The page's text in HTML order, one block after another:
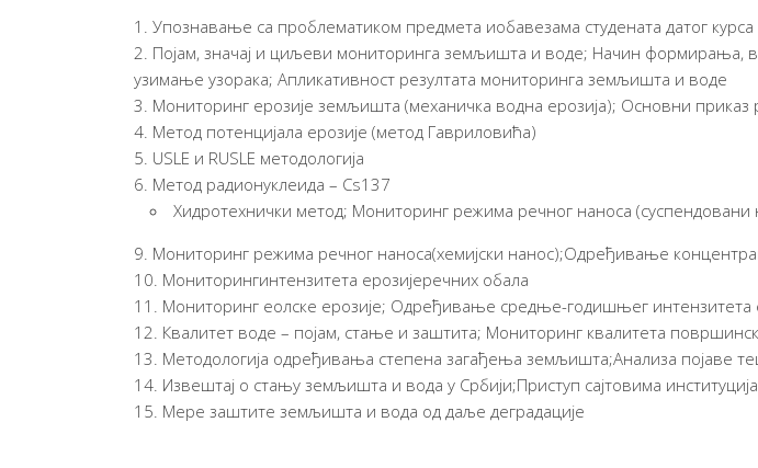
Упознавање са проблематиком предмета иобавезама студената датог курса
Појам, значај и циљеви мониторинга земљишта и воде; Начин формирања,
узимање узорака; Апликативност резултата мони­торинга земљишта и воде
Мониторинг ерозије земљишта (механичка водна ерозија); Основни приказ
Метод потенцијала ерозије (метод Гавриловића)
USLE и RUSLE методологија
Mетод радионуклeида – Cs137
Хидротехнички метод; Мониторинг режима речног наноса (суспендовани
Мониторинг режима речног наноса(хемијски нанос);Одређивање
Мониторингинтензитета ерозијеречних обала
Мониторинг еолске ерозије; Одређивање средње-годишњег интензитета
Квалитет воде – појам, стање и заштита; Мониторинг квалитета
Методологија одређивања степена загађења земљишта;Анализа појаве
Извештај о стању земљишта и вода у Србији;Приступ сајтовима
Мере заштите земљишта и вода од даље деградације